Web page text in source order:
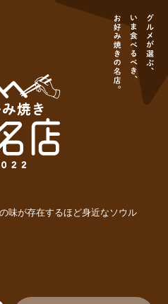
味が存在するほど身近なソウル